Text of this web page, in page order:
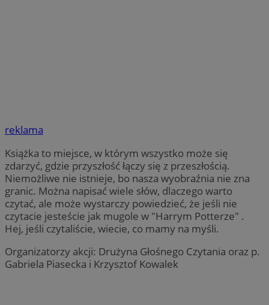
reklama
Książka to miejsce, w którym wszystko może się
zdarzyć, gdzie przyszłość łączy się z przeszłością.
Niemożliwe nie istnieje, bo nasza wyobraźnia nie zna
granic. Można napisać wiele słów, dlaczego warto
czytać, ale może wystarczy powiedzieć, że jeśli nie
czytacie jesteście jak mugole w "Harrym Potterze" .
Hej, jeśli czytaliście, wiecie, co mamy na myśli.
Organizatorzy akcji: Drużyna Głośnego Czytania oraz p.
Gabriela Piasecka i Krzysztof Kowalek